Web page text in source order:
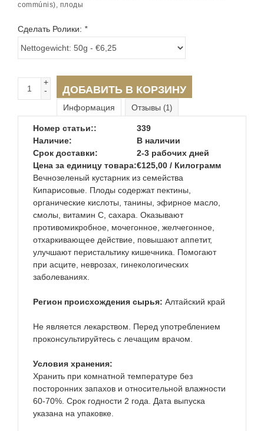
commúnis), плоды
Сделать Ролики: *
+
-
ДОБАВИТЬ В КОРЗИНУ
Информация Отзывы (1)
Номер статьи::
339
Наличие:
В наличии
Срок доставки:
2-3 рабочих дней
Цена за единицу товара:€125,00 / Килограмм
Вечнозеленый кустарник из семейства
Кипарисовые. Плоды содержат пектины,
органические кислоты, танины, эфирное масло,
смолы, витамин С, сахара. Оказывают
противомикробное, мочегонное, желчегонное,
отхаркивающее действие, повышают аппетит,
улучшают перистальтику кишечника. Помогают
при асците, неврозах, гинекологических
заболеваниях.
Регион происхождения сырья: Алтайский край
Не является лекарством. Перед употреблением
проконсультируйтесь с лечащим врачом.
Условия хранения:
Хранить при комнатной температуре без
посторонних запахов и относительной влажности
60-70%. Срок годности 2 года. Дата выпуска
указана на упаковке.